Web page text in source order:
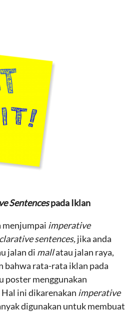
Sentencespada Iklan
menjumpai imperative
sentences,jika anda
jalan di mallatau jalan raya,
bahwa rata-rata iklan pada
poster menggunakan
Hal ini dikarenakan imperative
digunakan untuk membuat